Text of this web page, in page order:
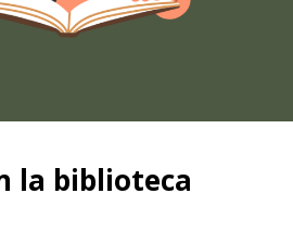
la biblioteca